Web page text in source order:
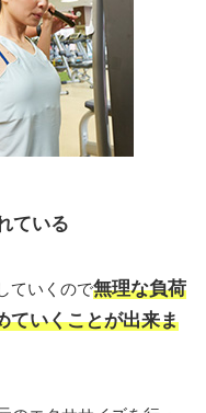
ている
ていくので無理な負荷
ていくことが出来ま